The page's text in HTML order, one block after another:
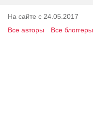
На сайте с 24.05.2017
Все авторы
Все блоггеры